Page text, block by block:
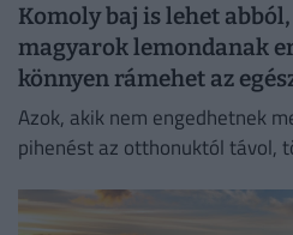
Komoly baj is lehet
magyarok lemondanak
könnyen rámehet az
Azok, akik nem engedhetnek
pihenést az otthonuktól távol,